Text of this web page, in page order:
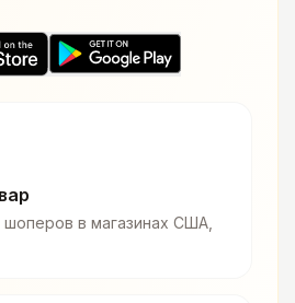
в магазинах США,